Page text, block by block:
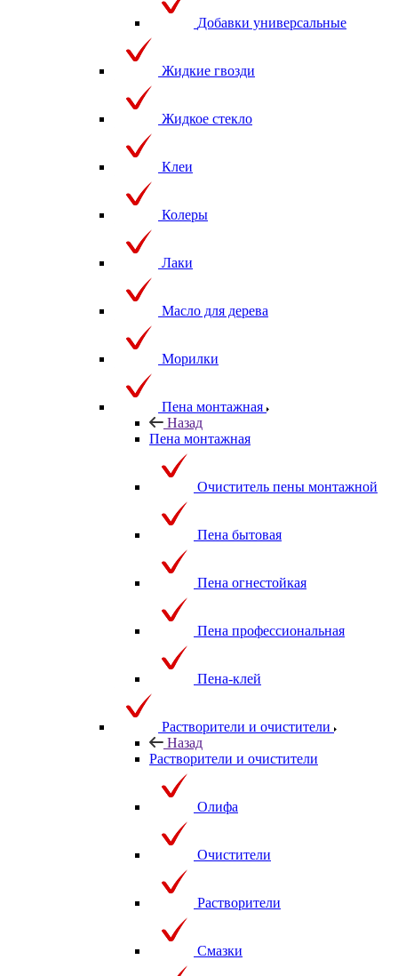
Добавки универсальные
Жидкие гвозди
Жидкое стекло
Клеи
Колеры
Лаки
Масло для дерева
Морилки
Пена монтажная
Назад
Пена монтажная
Очиститель пены монтажной
Пена бытовая
Пена огнестойкая
Пена профессиональная
Пена-клей
Растворители и очистители
Назад
Растворители и очистители
Олифа
Очистители
Растворители
Смазки